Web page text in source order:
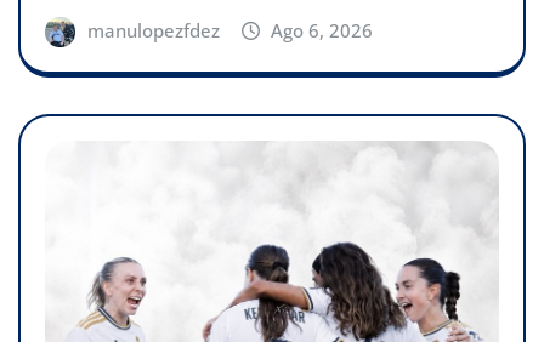
manulopezfdez Ago 6, 2026